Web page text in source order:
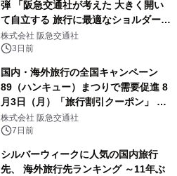
弾 「阪急交通社が考えた 大きく開い
て自立する 旅行に最適なショルダーバ
ッグBOOK」 8月4日（火）ウェブサ
イトで予約販売を開始
株式会社 阪急交通社
3日前
国内・海外旅行の全国キャンペーン
89（ハンキュー）まつりで需要促進 8
月3日（月）「旅行割引クーポン」 配
布開始（ウェブ限定）
株式会社 阪急交通社
7日前
シルバーウィークに人気の国内旅行
先、 海外旅行先ランキング ～11年ぶ